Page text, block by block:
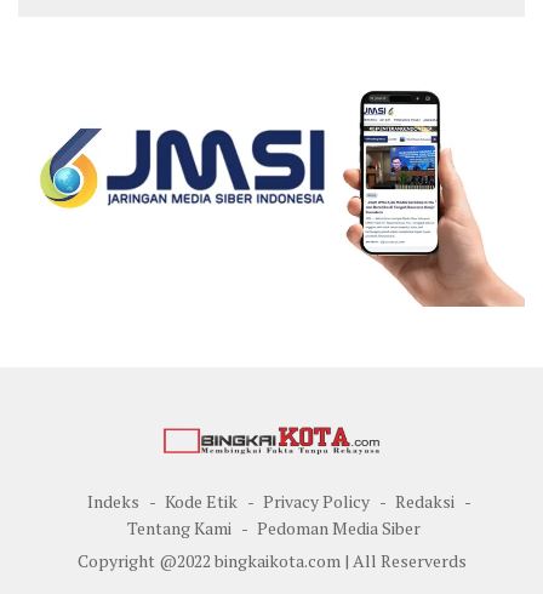
Indeks Kode Etik Privacy Policy
Redaksi
Tentang Kami
Pedoman Media Siber
Copyright @2022 bingkaikota.com | All Reserverds